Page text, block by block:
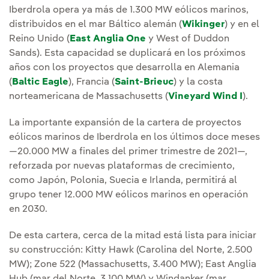
Iberdrola opera ya más de 1.300 MW eólicos marinos,
distribuidos en el mar Báltico alemán (Wikinger) y en el
Reino Unido ( East Anglia One y West of Duddon
Sands). Esta capacidad se duplicará en los próximos
años con los proyectos que desarrolla en Alemania
( Baltic Eagle), Francia (Saint-Brieuc) y la costa
norteamericana de Massachusetts (Vineyard Wind I ).
La importante expansión de la cartera de proyectos
eólicos marinos de Iberdrola en los últimos doce meses
—20.000 MW a finales del primer trimestre de 2021—,
reforzada por nuevas plataformas de crecimiento,
como Japón, Polonia, Suecia e Irlanda, permitirá al
grupo tener 12.000 MW eólicos marinos en operación
en 2030.
De esta cartera, cerca de la mitad está lista para iniciar
su construcción: Kitty Hawk (Carolina del Norte, 2.500
MW); Zone 522 (Massachusetts, 3.400 MW); East Anglia